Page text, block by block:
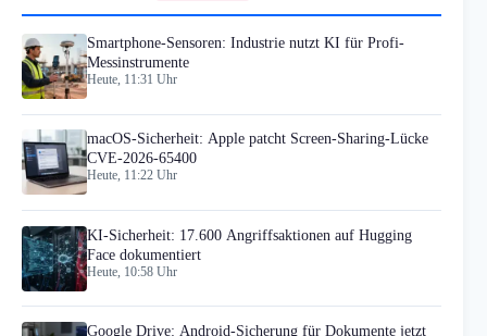
Smartphone-Sensoren: Industrie nutzt KI für Profi-
Messinstrumente
Heute, 11:31 Uhr
macOS-Sicherheit: Apple patcht Screen-Sharing-Lücke
CVE-2026-65400
Heute, 11:22 Uhr
KI-Sicherheit: 17.600 Angriffsaktionen auf Hugging
Face dokumentiert
Heute, 10:58 Uhr
Google Drive: Android-Sicherung für Dokumente jetzt